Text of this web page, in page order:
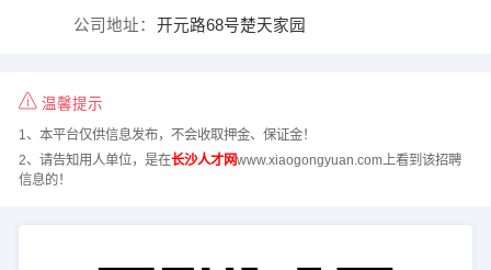
公司地址： 开元路68号楚天家园
温馨提示
1、本平台仅供信息发布，不会收取押金、保证金！
2、请告知用人单位，是在长沙人才网www.xiaogongyuan.com上看到该招聘
信息的！